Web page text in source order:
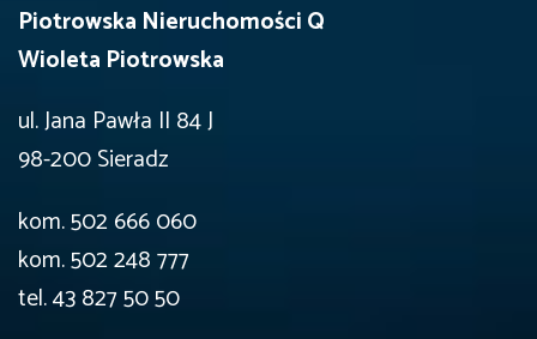
Piotrowska Nieruchomości Q
Wioleta Piotrowska
ul. Jana Pawła II 84 J
98-200 Sieradz
kom. 502 666 060
kom. 502 248 777
tel. 43 827 50 50